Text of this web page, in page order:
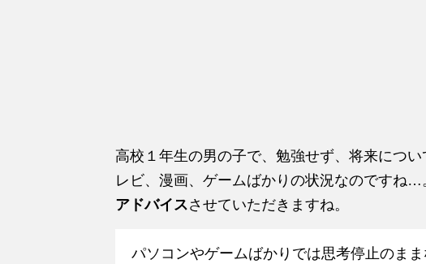
高校１年生の男の子で、勉強せず、将来につ
レビ、漫画、ゲームばかりの状況なのですね
アドバイスさせていただきますね。
パソコンやゲームばかりでは思考停止のま